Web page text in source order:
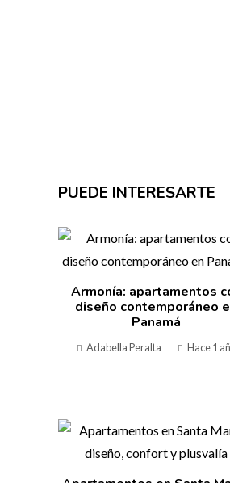
PUEDE INTERESARTE
Armonía: apartamentos
diseño contemporáneo
Panamá
Adabella Peralta Hace 1